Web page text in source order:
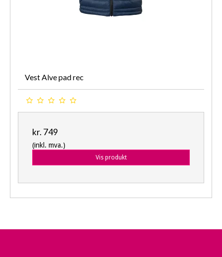
Vest Alve pad rec
kr. 749
(inkl. mva.)
Vis produkt